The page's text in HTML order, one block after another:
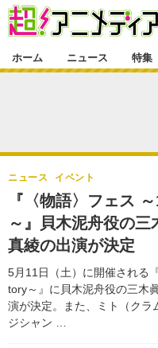
ゲーム・アプリ
グッズ
声優
舞台
特集一覧
ラキりす
連載マンガ
連載マンガ一覧
番組・動画
番組・動画一覧
動画
連載・ブログ
連載・ブログ一覧
編集部ブログ・お知らせ
ホーム ニュース 特集
『〈物語〉フェス
～』貝木泥舟役の
真綾の出演が決定
5月11日（土）に開催される
tory～』に貝木泥舟役の三木
演が決定。また、ミト（クラ
ジシャン …
ニュース イベント